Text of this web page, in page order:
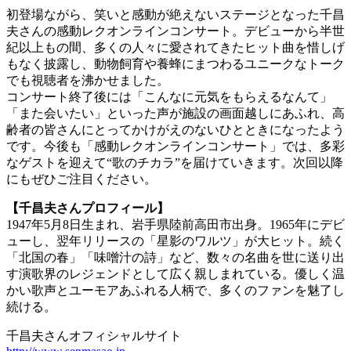
初登場ながら、笑いと感動が絶えないステージとなった千昌
夫さんの感動レクオンラインコンサート。デビューから半世
紀以上もの間、多くの人々に愛されてきたヒット曲を惜しげ
もなく披露し、動物飼育や養蜂にまつわるユニークなトーク
でも視聴者を沸かせました。
コンサート終了後には「こんなに元気をもらえるなんて」
「また会いたい」といった声が施設の画面越しにあふれ、高
齢者の皆さんにとってかけがえのないひとときになったよう
です。今後も「感動レクオンラインコンサート」では、多彩
なゲストを迎えて“歌のチカラ”を届けていきます。次回以降
にもぜひご注目ください。
【千昌夫さんプロフィール】
1947年5月8日生まれ、岩手県陸前高田市出身。1965年にデビ
ューし、翌年リリースの「星影のワルツ」が大ヒット。続く
「北国の春」「味噌汁の詩」など、数々の名曲を世に送り出
す演歌界のレジェンドとして広く親しまれている。優しく温
かい歌声とユーモアあふれる人柄で、多くのファンを魅了し
続ける。
千昌夫さんオフィシャルサイト